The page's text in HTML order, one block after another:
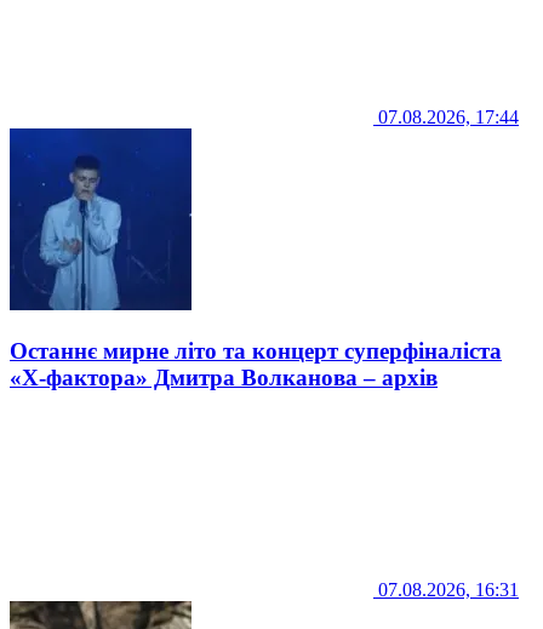
07.08.2026, 17:44
Останнє мирне літо та концерт суперфіналіста
«Х-фактора» Дмитра Волканова – архів
07.08.2026, 16:31